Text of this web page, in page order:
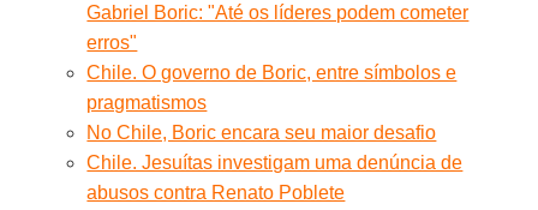
Gabriel Boric: "Até os líderes podem cometer
erros"
Chile. O governo de Boric, entre símbolos e
pragmatismos
No Chile, Boric encara seu maior desafio
Chile. Jesuítas investigam uma denúncia de
abusos contra Renato Poblete